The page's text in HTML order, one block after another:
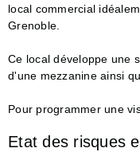
local commercial
Grenoble.
Ce local développe une
d'une mezzanine ainsi
Pour programmer une
Etat des risques